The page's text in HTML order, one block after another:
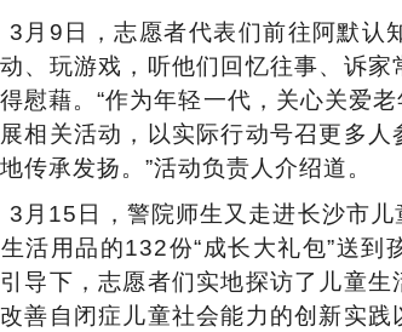
3月9日，志愿者代表们前往阿默认
、玩游戏，听他们回忆往事、诉
慰藉。“作为年轻一代，关心关爱
相关活动，以实际行动号召更多
地传承发扬。 ”活动负责人介绍道。
3月15日，警院师生又走进长沙市
活用品的132份“成长大礼包”送到
导下，志愿者们实地探访了儿童
善自闭症儿童社会能力的创新实